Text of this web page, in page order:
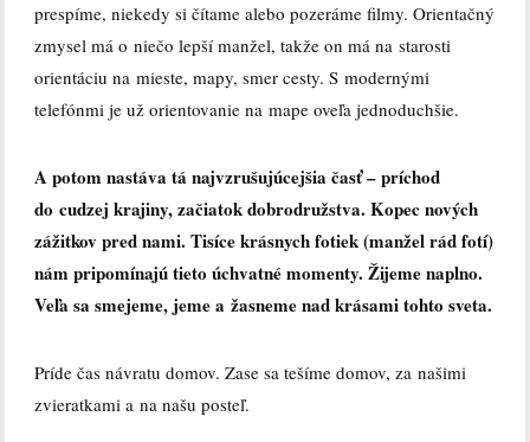
prespíme, niekedy si čítame alebo pozeráme filmy. Orientačný
zmysel má o niečo lepší manžel, takže on má na starosti
orientáciu na mieste, mapy, smer cesty. S modernými
telefónmi je už orientovanie na mape oveľa jednoduchšie.
A potom nastáva tá najvzrušujúcejšia časť – príchod
do cudzej krajiny, začiatok dobrodružstva. Kopec nových
zážitkov pred nami. Tisíce krásnych fotiek (manžel rád fotí)
nám pripomínajú tieto úchvatné momenty. Žijeme naplno.
Veľa sa smejeme, jeme a žasneme nad krásami tohto sveta.
Príde čas návratu domov. Zase sa tešíme domov, za našimi
zvieratkami a na našu posteľ.